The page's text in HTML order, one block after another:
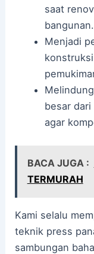
saat
bangunan.
Menjadi
besar
agar
BACA JUGA :
TERMURAH
Kami selalu
teknik press
sambungan